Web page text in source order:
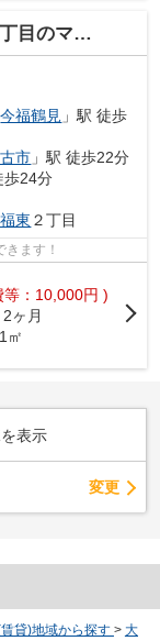
ンション
今福鶴見 」駅 徒歩
市 」駅 徒歩22分
歩24分
東 ２丁目
ます！
等：10,000円 )
2ヶ月
㎡
表示
変更
貸)地域から探す > 大